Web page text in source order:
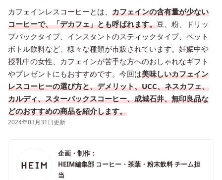
カフェインレスコーヒーとは、 カフェインの含有量が少ない
コーヒーで、「デカフェ」とも呼ばれます。豆、粉、ドリッ
プパックタイプ、インスタントのスティックタイプ、ペット
ボトル飲料など、様々な種類が市販されています。妊娠中や
授乳中の女性、カフェインが苦手な方へのおしゃれなギフト
やプレゼントにもおすすめです。今回は美味しいカフェイン
レスコーヒーの選び方と、デメリット、UCC、ネスカフェ、
カルディ、スターバックスコーヒー、成城石井、無印良品な
どのおすすめの商品を紹介します。
2024年03月31日更新
企画・制作：
HEIM編集部 コーヒー・茶葉・粉末飲料 チーム担
当